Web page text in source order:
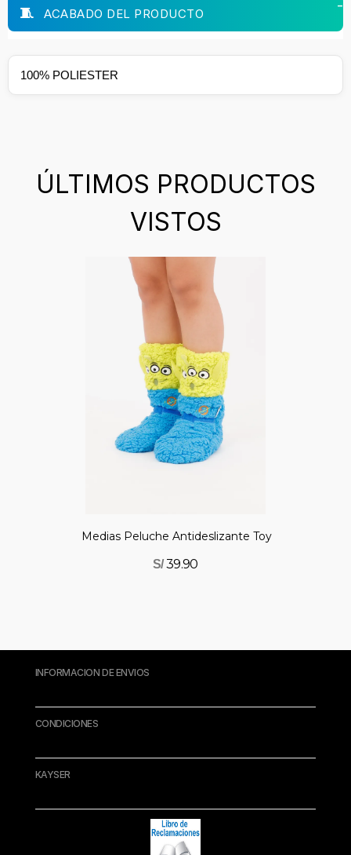
ACABADO DEL PRODUCTO
100% POLIESTER
ÚLTIMOS PRODUCTOS
VISTOS
Medias Peluche Antideslizante Toy Story
S/39.90
INFORMACION DE ENVIOS
CONDICIONES
KAYSER